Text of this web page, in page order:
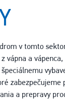
v tomto
vápna a
zabezpečujeme
a prepravy